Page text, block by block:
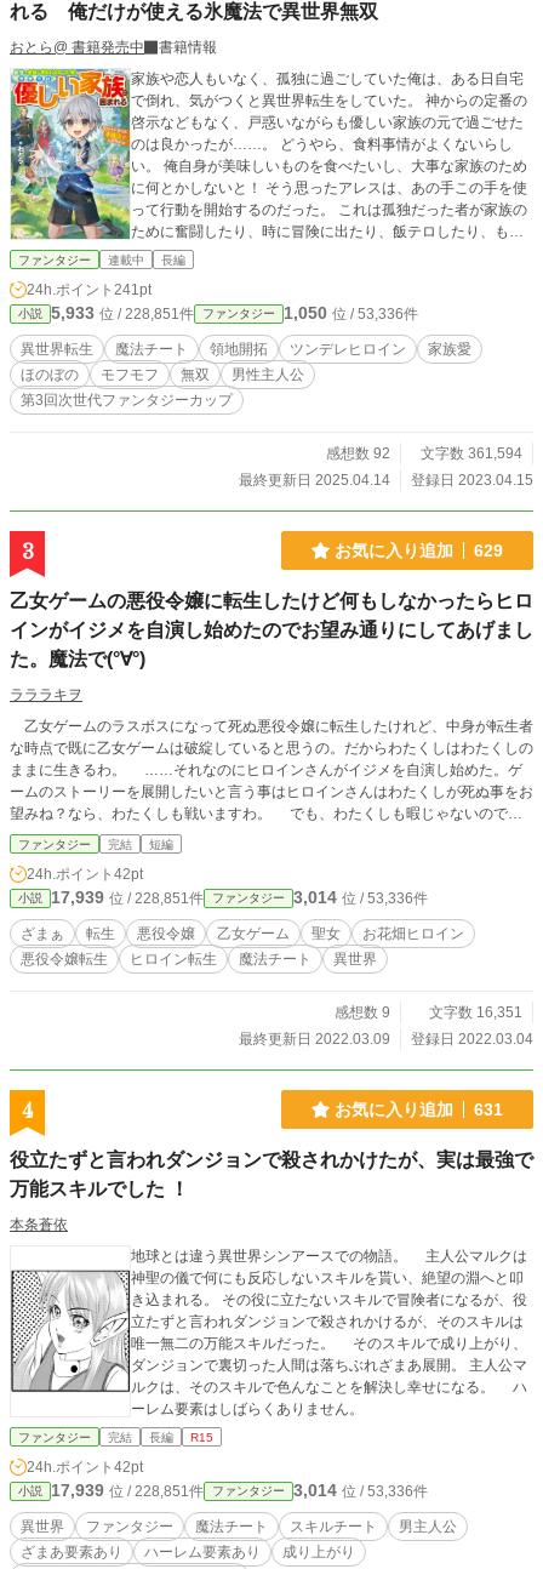
れる 俺だけが使える氷魔法で異世界無双
おとら@ 書籍発売中
書籍情報
家族や恋人もいなく、孤独に過ごしていた俺は、ある日自宅
で倒れ、気がつくと異世界転生をしていた。 神からの定番の
啓示などもなく、戸惑いながらも優しい家族の元で過ごせた
のは良かったが……。 どうやら、食料事情がよくないらし
い。 俺自身が美味しいものを食べたいし、大事な家族のため
に何とかしないと！ そう思ったアレスは、あの手この手を使
って行動を開始するのだった。 これは孤独だった者が家族の
ために奮闘したり、時に冒険に出たり、飯テロしたり、もふ
もふしたりと……ある意味で好き勝手に生きる物語。 しか
ファンタジー 連載中 長編
24h.ポイント 241pt
小説 5,933 位 / 228,851件 ファンタジー 1,050 位 / 53,336件
異世界転生 魔法チート 領地開拓 ツンデレヒロイン
家族愛
ほのぼの
モフモフ 無双
男性主人公
第3回次世代ファンタジーカップ
感想数 92
文字数 361,594
最終更新日 2025.04.14
登録日 2023.04.15
3 お気に入り追加 629
乙女ゲームの悪役令嬢に転生したけど何もしなかったらヒロ
インがイジメを自演し始めたのでお望み通りにしてあげまし
た。魔法で(°∀°)
ラララキヲ
乙女ゲームのラスボスになって死ぬ悪役令嬢に転生したけれど、中身が転生者
な時点で既に乙女ゲームは破綻していると思うの。だからわたくしはわたくしの
ままに生きるわ。 ……それなのにヒロインさんがイジメを自演し始めた。ゲ
ームのストーリーを展開したいと言う事はヒロインさんはわたくしが死ぬ事をお
望みね？なら、わたくしも戦いますわ。 でも、わたくしも暇じゃないので魔
法でね。 ヒロイン「私はホラー映画の主人公か？！」 『見えない何か』に襲
われるヒロインは──── ※作中『イジメ』という表現が出てきますがこの作品
はイジメを肯定するものではありません※ ※作中、『イジメ』は、していませ
ん。生死をかけた戦いです※ ◇テンプレ乙女ゲーム舞台転生。 ◇ふんわり世界
観。ゆるふわ設定。 ◇なろうにも上げてます。
ファンタジー 完結 短編
24h.ポイント 42pt
小説 17,939 位 / 228,851件 ファンタジー 3,014 位 / 53,336件
ざまぁ 転生 悪役令嬢 乙女ゲーム 聖女
お花畑ヒロイン
悪役令嬢転生
ヒロイン転生 魔法チート 異世界
感想数 9
文字数 16,351
最終更新日 2022.03.09
登録日 2022.03.04
4 お気に入り追加 631
役立たずと言われダンジョンで殺されかけたが、実は最強で
万能スキルでした ！
本条蒼依
地球とは違う異世界シンアースでの物語。 主人公マルクは
神聖の儀で何にも反応しないスキルを貰い、絶望の淵へと叩
き込まれる。 その役に立たないスキルで冒険者になるが、役
立たずと言われダンジョンで殺されかけるが、そのスキルは
唯一無二の万能スキルだった。 そのスキルで成り上がり、
ダンジョンで裏切った人間は落ちぶれざまあ展開。 主人公マ
ルクは、そのスキルで色んなことを解決し幸せになる。 ハ
ーレム要素はしばらくありません。
ファンタジー 完結 長編 R15
24h.ポイント 42pt
小説 17,939 位 / 228,851件 ファンタジー 3,014 位 / 53,336件
異世界 ファンタジー 魔法チート スキルチート
男主人公
ざまあ要素あり
ハーレム要素あり 成り上がり